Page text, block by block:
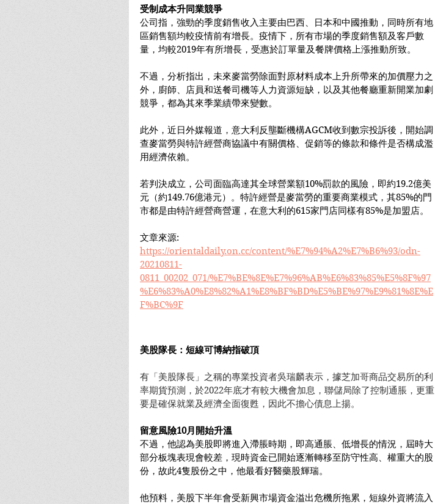
受制成本升同業競爭
公司指，強勁的季度銷售收入主要由巴西、日本和中國推動，同時所有地
區銷售額均較疫情前有增長。疫情下，所有市場的季度銷售額及客戶數
量，均較2019年有所增長，受惠於訂單量及餐牌價格上漲推動所致。
不過，分析指出，未來麥當勞除面對原材料成本上升所帶來的加價壓力之
外，廚師、店員和送餐司機等人力資源短缺，以及其他餐廳重新開業加劇
競爭，都為其來季業績帶來變數。
此外，近日外媒報道，意大利反壟斷機構AGCM收到數宗投訴後，開始調
查麥當勞與特許經營商協議中有關價格、促銷等的條款和條件是否構成濫
用經濟依賴。
若判決成立，公司面臨高達其全球營業額10%罰款的風險，即約19.2億美
元（約149.76億港元）。特許經營是麥當勞的重要商業模式，其85%的門
市都是由特許經營商營運，在意大利的615家門店同樣有85%是加盟店。
文章來源:
https://orientaldaily.on.cc/content/%E7%94%A2%E7%B6%93/odn-
20210811-
0811_00202_071/%E7%BE%8E%E7%96%AB%E6%83%85%E5%8F%97
%E6%83%A0%E8%82%A1%E8%BF%BD%E5%BE%97%E9%81%8E%E
F%BC%9F
美股隊長：短線可博納指破頂
有「美股隊長」之稱的專業投資者吳瑞麟表示，據芝加哥商品交易所的利
率期貨預測，於2022年底才有較大機會加息，聯儲局除了控制通脹，更重
要是確保就業及經濟全面復甦，因此不擔心債息上揚。
留意風險10月開始升溫
不過，他認為美股即將進入滯脹時期，即高通脹、低增長的情況，屆時大
部分板塊表現會較差，現時資金已開始逐漸轉移至防守性高、權重大的股
份，故此4隻股份之中，他最看好醫藥股輝瑞。
他預料，美股下半年會受新興市場資金溢出危機所拖累，短線外資將流入